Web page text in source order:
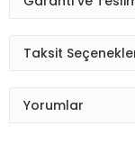
Taksit
Yorumlar